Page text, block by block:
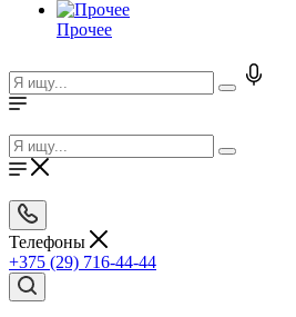
Прочее
Телефоны
+375 (29) 716-44-44